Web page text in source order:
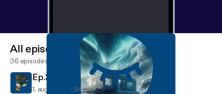
All episodes
36 episodes
Ep.36: El susurro de las raices
1. aug. 2026 34 min